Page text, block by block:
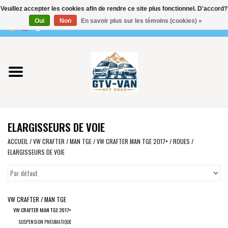
0 Articles - €0,00
Utilisez
les
flèches
haut
et
bas
pour
disponible.
Vito / classe V - 447
Viano /Vito 639
VW T7 2025
VW CRAFTER / MAN TGE
ELARGISSEURS DE VOIE
ACCUEIL /VW CRAFTER / MAN TGE/VW CRAFTER MAN TGE 2017+/ROUES /
ELARGISSEURS DE VOIE
VW CRAFTER / MAN TGE
VW CRAFTER MAN TGE 2017+
SUSPENSION PNEUMATIQUE
Veuillez accepter les cookies afin de rendre ce site plus fonctionnel. D'accord?
Oui
Non En savoir plus sur les témoins (cookies) »